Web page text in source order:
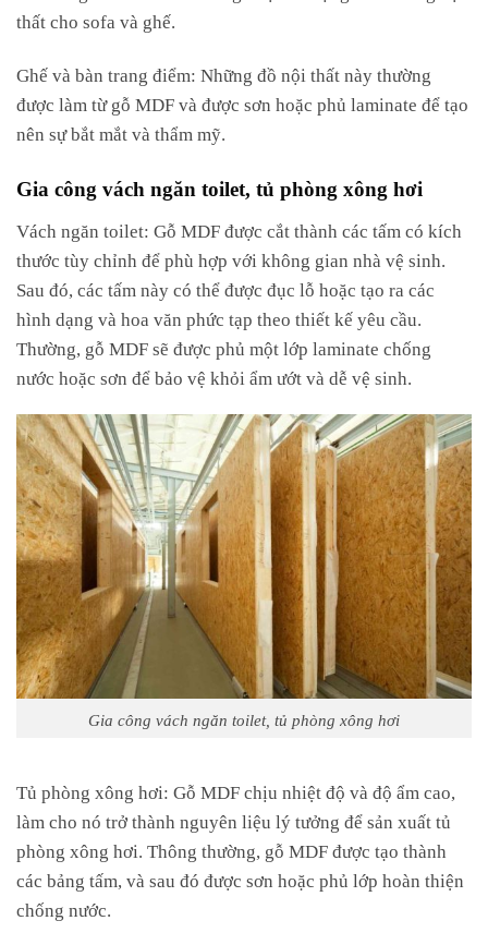
thất cho sofa và ghế.
Ghế và bàn trang điểm: Những đồ nội thất này thường
được làm từ gỗ MDF và được sơn hoặc phủ laminate để tạo
nên sự bắt mắt và thẩm mỹ.
Gia công vách ngăn toilet, tủ phòng xông hơi
Vách ngăn toilet: Gỗ MDF được cắt thành các tấm có kích
thước tùy chỉnh để phù hợp với không gian nhà vệ sinh.
Sau đó, các tấm này có thể được đục lỗ hoặc tạo ra các
hình dạng và hoa văn phức tạp theo thiết kế yêu cầu.
Thường, gỗ MDF sẽ được phủ một lớp laminate chống
nước hoặc sơn để bảo vệ khỏi ẩm ướt và dễ vệ sinh.
Gia công vách ngăn toilet, tủ phòng xông hơi
Tủ phòng xông hơi: Gỗ MDF chịu nhiệt độ và độ ẩm cao,
làm cho nó trở thành nguyên liệu lý tưởng để sản xuất tủ
phòng xông hơi. Thông thường, gỗ MDF được tạo thành
các bảng tấm, và sau đó được sơn hoặc phủ lớp hoàn thiện
chống nước.